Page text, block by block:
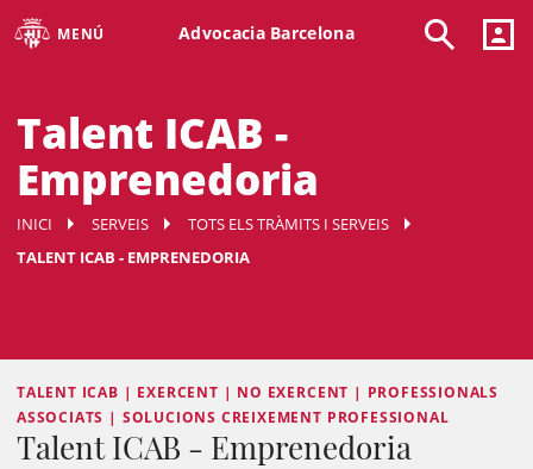
MENÚ Advocacia Barcelona
Talent ICAB -
Emprenedoria
INICI SERVEIS
TOTS ELS TRÀMITS I SERVEIS
TALENT ICAB - EMPRENEDORIA
TALENT ICAB | EXERCENT | NO EXERCENT | PROFESSIONALS
ASSOCIATS | SOLUCIONS CREIXEMENT PROFESSIONAL
Talent ICAB - Emprenedoria